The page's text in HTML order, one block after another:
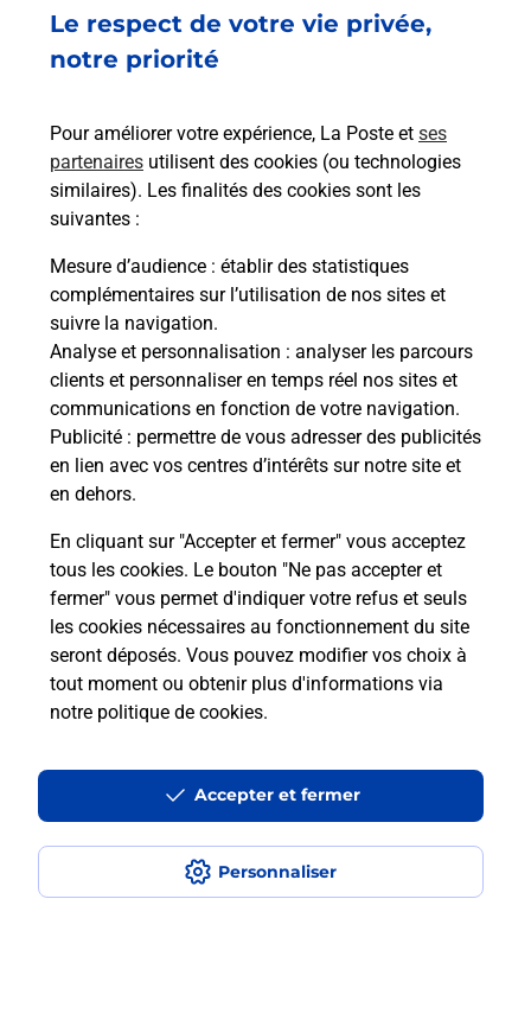
Le respect de votre vie privée,
notre priorité
Pour améliorer votre expérience, La Poste et ses
partenaires utilisent des cookies (ou technologies
similaires). Les finalités des cookies sont les
suivantes :
Mesure d’audience : établir des statistiques
complémentaires sur l’utilisation de nos sites et
suivre la navigation.
Analyse et personnalisation : analyser les parcours
clients et personnaliser en temps réel nos sites et
communications en fonction de votre navigation.
Publicité : permettre de vous adresser des publicités
en lien avec vos centres d’intérêts sur notre site et
en dehors.
En cliquant sur "Accepter et fermer" vous acceptez
tous les cookies. Le bouton "Ne pas accepter et
fermer" vous permet d'indiquer votre refus et seuls
les cookies nécessaires au fonctionnement du site
seront déposés. Vous pouvez modifier vos choix à
tout moment ou obtenir plus d'informations via
notre politique de cookies.
Personnaliser
Accepter et fermer
LEMPDES
En savoir plus
La Poste Espace Clients Pro
LEMPDES CLERMONT FERRAND
MF PPDC
Fermé-ouvre lundi à 08h00
LEMPDES
En savoir plus
Malin !
La Poste
en ligne
Ouvert 24h/24
En savoir plus
Recherchez un autre point de contact
Puy-de-Dôme
LEMPDES
LEMPDES CLERMONT AUVERGNE PIC